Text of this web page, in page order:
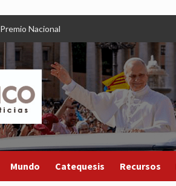
Premio Nacional
Mundo Catequesis Recursos